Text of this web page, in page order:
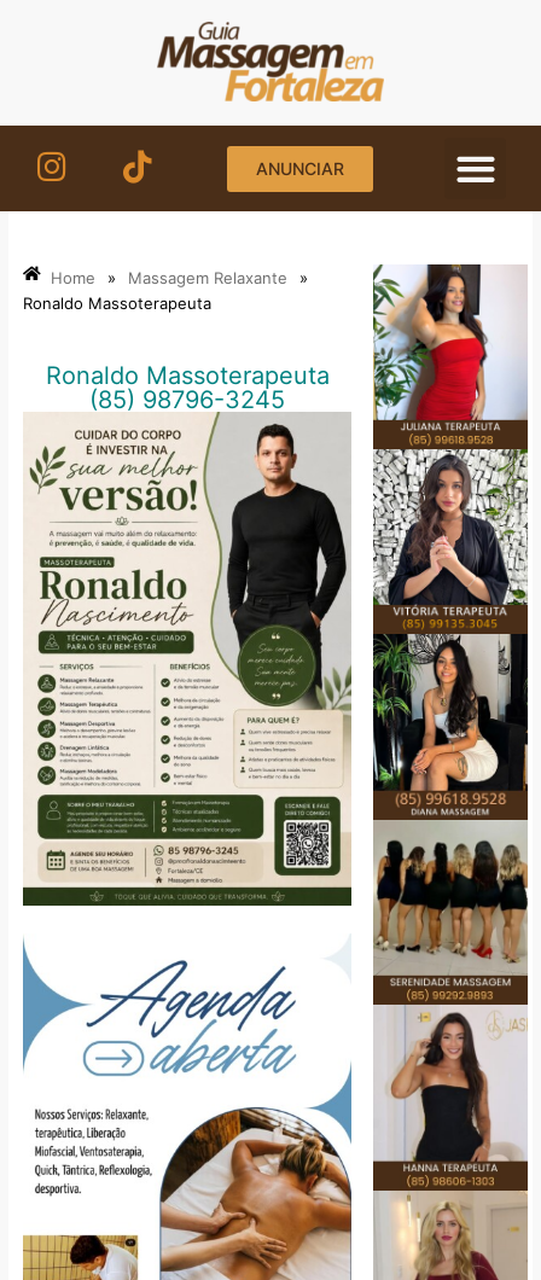
ANUNCIAR
Home » Massagem Relaxante
»
Ronaldo Massoterapeuta
Ronaldo Massoterapeuta
(85) 98796-3245